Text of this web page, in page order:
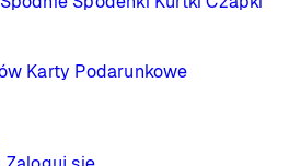
Karty Podarunkowe